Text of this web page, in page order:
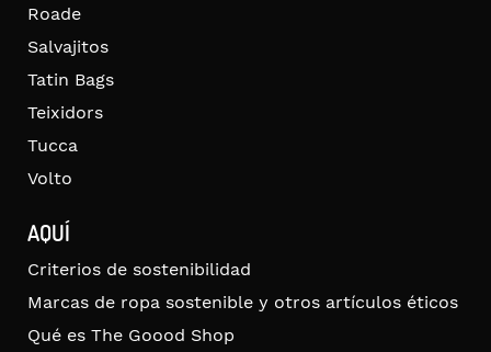
Roade
Salvajitos
Tatin Bags
Teixidors
Tucca
Volto
AQUÍ
Criterios de sostenibilidad
Marcas de ropa sostenible y otros artículos éticos
Qué es The Goood Shop